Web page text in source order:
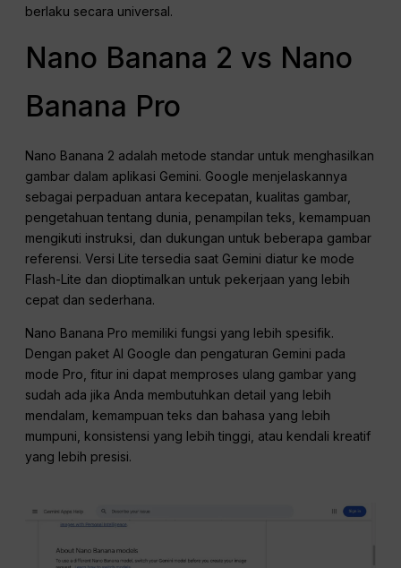
berlaku secara universal.
Nano Banana 2 vs Nano
Banana Pro
Nano Banana 2 adalah metode standar untuk menghasilkan
gambar dalam aplikasi Gemini. Google menjelaskannya
sebagai perpaduan antara kecepatan, kualitas gambar,
pengetahuan tentang dunia, penampilan teks, kemampuan
mengikuti instruksi, dan dukungan untuk beberapa gambar
referensi. Versi Lite tersedia saat Gemini diatur ke mode
Flash-Lite dan dioptimalkan untuk pekerjaan yang lebih
cepat dan sederhana.
Nano Banana Pro memiliki fungsi yang lebih spesifik.
Dengan paket AI Google dan pengaturan Gemini pada
mode Pro, fitur ini dapat memproses ulang gambar yang
sudah ada jika Anda membutuhkan detail yang lebih
mendalam, kemampuan teks dan bahasa yang lebih
mumpuni, konsistensi yang lebih tinggi, atau kendali kreatif
yang lebih presisi.